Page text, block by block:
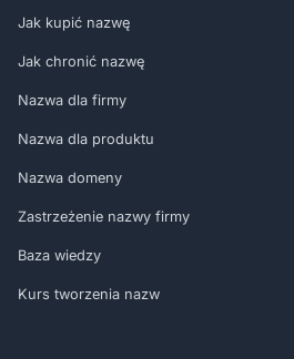
Jak kupić nazwę
Jak chronić nazwę
Nazwa dla firmy
Nazwa dla produktu
Nazwa domeny
Zastrzeżenie nazwy firmy
Baza wiedzy
Kurs tworzenia nazw